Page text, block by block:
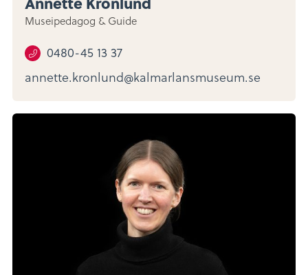
Museipedagog & Guide
0480-45 13 37
annette.kronlund@kalmarlansmuseum.se